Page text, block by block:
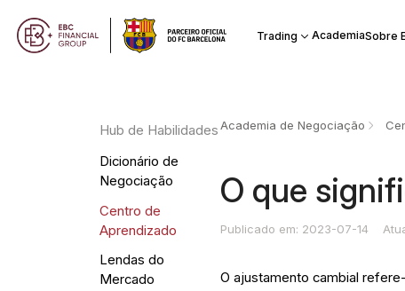
Trading AcademiaSobre
Hub de Habilidades
Dicionário de
Negociação
Centro de
Aprendizado
Lendas do
Mercado
Academia de Negociação
O que
Publicado em: 2023-07-14
O ajustamento cambial